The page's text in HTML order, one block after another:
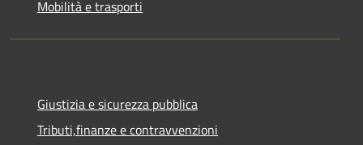
Mobilità e trasporti
Giustizia e sicurezza pubblica
Tributi,finanze e contravvenzioni